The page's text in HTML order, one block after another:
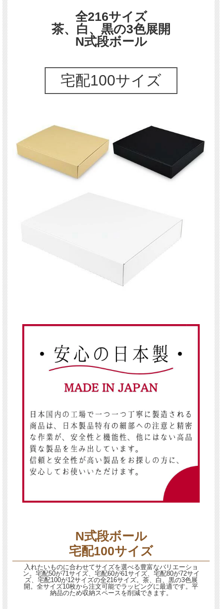
まとまった数量の場合、別途見積もりさせていただきます。
お問い合わせください
全216サイズ
茶、白、黒の3色展開
N式段ボール
宅配100サイズ
N式段ボール
宅配100サイズ
入れたいものに合わせてサイズを選べる豊富なバリエーショ
ン。宅配50が71サイズ、宅配60が61サイズ、宅配80が72サイ
ズ、宅配100が12サイズの全216サイズ。茶、白、黒の3色展
開。全サイズ10枚から注文可能でラッピングに最適です。平
納品のため収納スペースを削減できます。